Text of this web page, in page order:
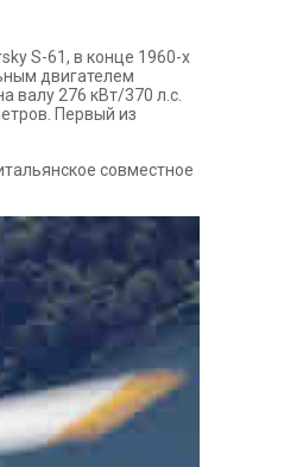
S-61, в конце 1960-х
двигателем
валу 276 кВт/370 л.с.
Первый из
совместное